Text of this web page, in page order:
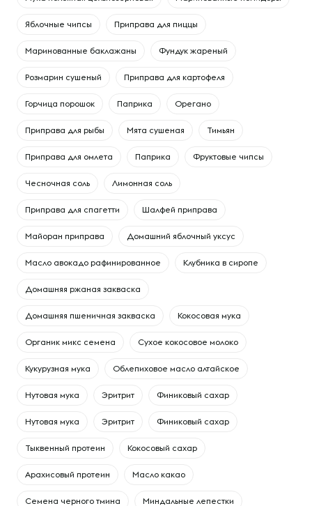
Яблочные чипсы Приправа для пиццы
Маринованные баклажаны Фундук жареный
Розмарин сушеный Приправа для картофеля
Горчица порошок Паприка Орегано
Приправа для рыбы Мята сушеная Тимьян
Приправа для омлета Паприка Фруктовые чипсы
Чесночная соль Лимонная соль
Приправа для спагетти Шалфей приправа
Майоран приправа Домашний яблочный уксус
Масло авокадо рафинированное Клубника в сиропе
Домашняя ржаная закваска
Домашняя пшеничная закваска Кокосовая мука
Органик микс семена Сухое кокосовое молоко
Кукурузная мука Облепиховое масло алтайское
Нутовая мука Эритрит Финиковый сахар
Нутовая мука Эритрит Финиковый сахар
Тыквенный протеин Кокосовый сахар
Арахисовый протеин Масло какао
Семена черного тмина Миндальные лепестки